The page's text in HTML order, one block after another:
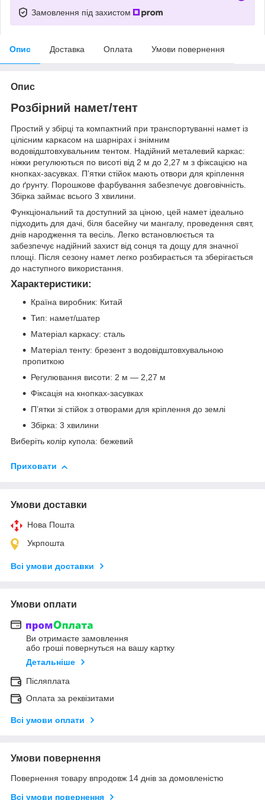
Замовлення під захистом
Опис Доставка Оплата Умови повернення
Опис
Розбірний намет/тент
Простий у збірці та компактний при транспортуванні намет із
цілісним каркасом на шарнірах і знімним
водовідштовхувальним тентом. Надійний металевий каркас:
ніжки регулюються по висоті від 2 м до 2,27 м з фіксацією на
кнопках-засувках. П’ятки стійок мають отвори для кріплення
до ґрунту. Порошкове фарбування забезпечує довговічність.
Збірка займає всього 3 хвилини.
Функціональний та доступний за ціною, цей намет ідеально
підходить для дачі, біля басейну чи мангалу, проведення свят,
днів народження та весіль. Легко встановлюється та
забезпечує надійний захист від сонця та дощу для значної
площі. Після сезону намет легко розбирається та зберігається
до наступного використання.
Характеристики:
Країна виробник: Китай
Тип: намет/шатер
Матеріал каркасу: сталь
Матеріал тенту: брезент з водовідштовхувальною
пропиткою
Регулювання висоти: 2 м — 2,27 м
Фіксація на кнопках-засувках
П’ятки зі стійок з отворами для кріплення до землі
Збірка: 3 хвилини
Виберіть колір купола: бежевий
Приховати
Умови доставки
Нова Пошта
Укрпошта
Всі умови доставки
Умови оплати
Ви отримаєте замовлення
або гроші повернуться на вашу картку
Детальніше
Післяплата
Оплата за реквізитами
Всі умови оплати
Умови повернення
Повернення товару впродовж 14 днів за домовленістю
Всі умови повернення